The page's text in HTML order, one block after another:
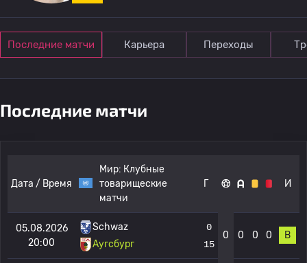
Последние матчи Карьера Переходы
Последние матчи
Дата / Время
Мир: Клубные
товарищеские
матчи
Г И
05.08.2026
20:00
Schwaz
Аугсбург
0
15
0 0 0 0 В